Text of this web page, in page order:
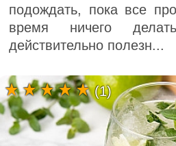
подождать, пока все
время ничего
действительно полезн...
(1)